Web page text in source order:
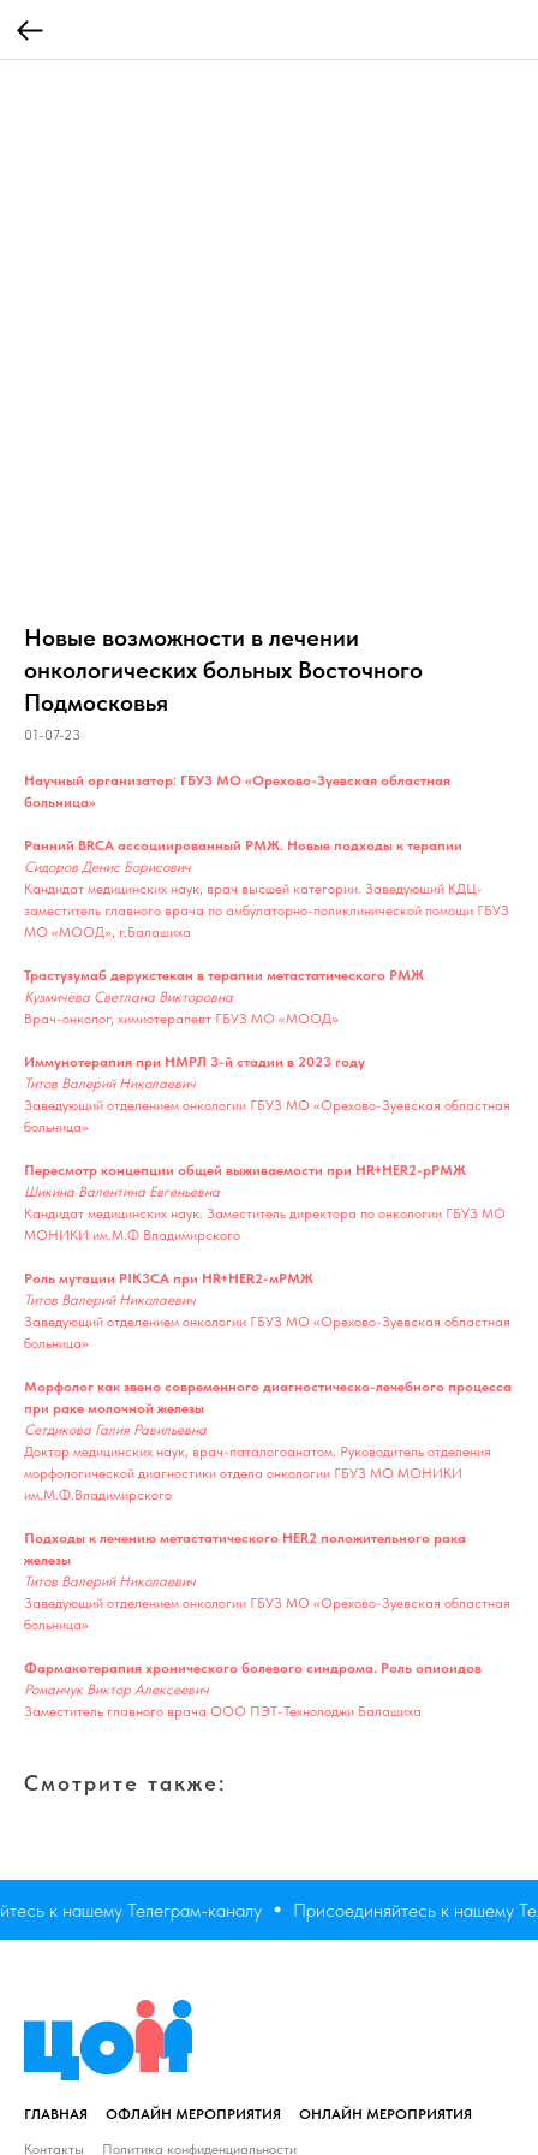
Новые возможности в лечении
онкологических больных Восточного
Подмосковья
01-07-23
Научный организатор: ГБУЗ МО «Орехово-Зуевская областная
больница»
Ранний BRCA ассоциированный РМЖ. Новые подходы к терапии
Сидоров Денис Борисович
Кандидат медицинских наук, врач высшей категории. Заведующий КДЦ-
заместитель главного врача по амбулаторно-поликлинической помощи ГБУЗ
МО «МООД», г.Балашиха
Трастузумаб дерукстекан в терапии метастатического РМЖ
Кузмичёва Светлана Викторовна
Врач-онколог, химиотерапевт ГБУЗ МО «МООД»
Иммунотерапия при НМРЛ 3-й стадии в 2023 году
Титов Валерий Николаевич
Заведующий отделением онкологии ГБУЗ МО «Орехово-Зуевская областная
больница»
Пересмотр концепции общей выживаемости при HR+HER2-рРМЖ
Шикина Валентина Евгеньевна
Кандидат медицинских наук. Заместитель директора по онкологии ГБУЗ МО
МОНИКИ им.М.Ф Владимирского
Роль мутации PIK3CA при HR+HER2-мРМЖ
Титов Валерий Николаевич
Заведующий отделением онкологии ГБУЗ МО «Орехово-Зуевская областная
больница»
Морфолог как звено современного диагностическо-лечебного процесса
при раке молочной железы
Сетдикова Галия Равильевна
Доктор медицинских наук, врач-паталогоанатом. Руководитель отделения
морфологической диагностики отдела онкологии ГБУЗ МО МОНИКИ
им.М.Ф.Владимирского
Подходы к лечению метастатического HER2 положительного рака
железы
Титов Валерий Николаевич
Заведующий отделением онкологии ГБУЗ МО «Орехово-Зуевская областная
больница»
Фармакотерапия хронического болевого синдрома. Роль опиоидов
Романчук Виктор Алексеевич
Заместитель главного врача ООО ПЭТ-Технолоджи Балашиха
Смотрите также:
к нашему Телеграм-каналу Присоединяйтесь к нашему
ГЛАВНАЯ ОФЛАЙН МЕРОПРИЯТИЯ ОНЛАЙН МЕРОПРИЯТИЯ
Контакты Политика конфиденциальности